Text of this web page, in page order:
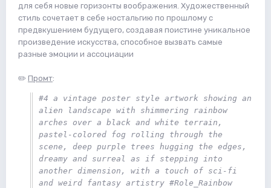
для себя новые горизонты воображения. Художественный
стиль сочетает в себе ностальгию по прошлому с
предвкушением будущего, создавая поистине уникальное
произведение искусства, способное вызвать самые
разные эмоции и ассоциации
✏️ Промт:
#4 a vintage poster style artwork showing an
alien landscape with shimmering rainbow
arches over a black and white terrain,
pastel-colored fog rolling through the
scene, deep purple trees hugging the edges,
dreamy and surreal as if stepping into
another dimension, with a touch of sci-fi
and weird fantasy artistry #Role_Rainbow